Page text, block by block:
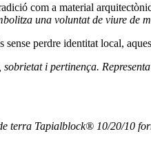
com a material
una voluntat de viure de
perdre identitat local,
i pertinença.
terra Tapialblock® 10/20/10